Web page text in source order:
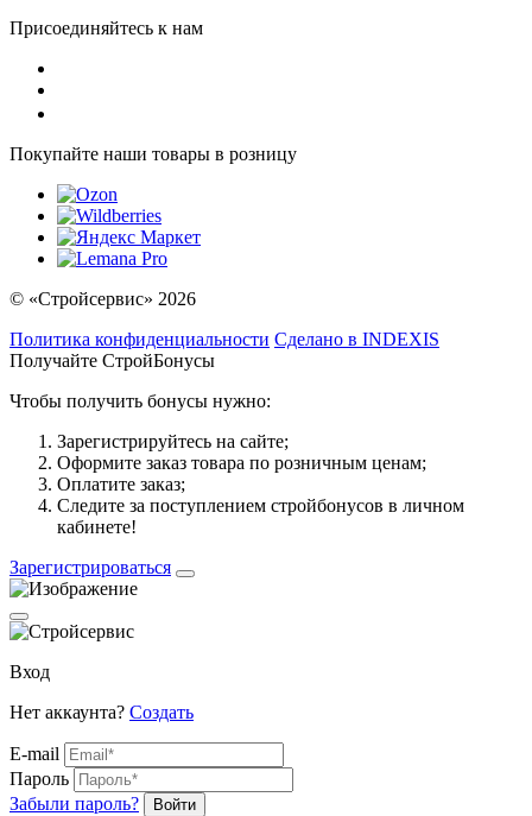
Присоединяйтесь к нам
Покупайте наши товары в розницу
© «Стройсервис» 2026
Политика конфиденциальности Сделано в INDEXIS
Получайте СтройБонусы
Чтобы получить бонусы нужно:
Зарегистрируйтесь на сайте;
Оформите заказ товара по розничным ценам;
Оплатите заказ;
Следите за поступлением стройбонусов в личном
кабинете!
Зарегистрироваться
Вход
Нет аккаунта? Создать
E-mail
Пароль
Забыли пароль?
Войти